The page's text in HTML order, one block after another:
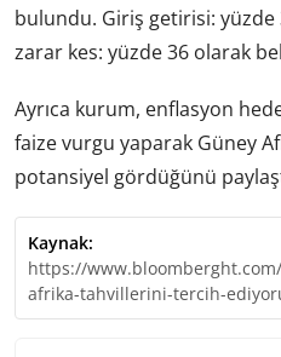
bulundu. Giriş getirisi: yüzde
zarar kes: yüzde 36 olarak
Ayrıca kurum, enflasyon
faize vurgu yaparak Güney
potansiyel gördüğünü
Kaynak:
https://
afrika-tahvillerini-tercih-